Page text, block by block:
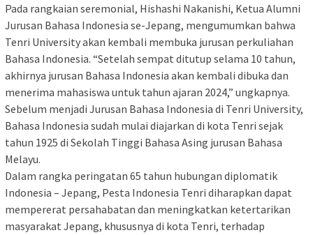
Pada rangkaian seremonial, Hishashi Nakanishi, Ketua Alumni
Jurusan Bahasa Indonesia se-Jepang, mengumumkan bahwa
Tenri University akan kembali membuka jurusan perkuliahan
Bahasa Indonesia. “Setelah sempat ditutup selama 10 tahun,
akhirnya jurusan Bahasa Indonesia akan kembali dibuka dan
menerima mahasiswa untuk tahun ajaran 2024,” ungkapnya.
Sebelum menjadi Jurusan Bahasa Indonesia di Tenri University,
Bahasa Indonesia sudah mulai diajarkan di kota Tenri sejak
tahun 1925 di Sekolah Tinggi Bahasa Asing jurusan Bahasa
Melayu.
Dalam rangka peringatan 65 tahun hubungan diplomatik
Indonesia – Jepang, Pesta Indonesia Tenri diharapkan dapat
mempererat persahabatan dan meningkatkan ketertarikan
masyarakat Jepang, khususnya di kota Tenri, terhadap